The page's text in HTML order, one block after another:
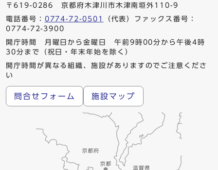
〒619-0286 京都府木津川市木津南垣外110-9
電話番号： 0774-72-0501
（代表）ファックス番号：
0774-72-3900
開庁時間 月曜日から金曜日 午前9時00分から午後4時
30分まで（祝日・年末年始を除く）
開庁時間が異なる組織、施設がありますのでご注意くださ
い
問合せフォーム 施設マップ